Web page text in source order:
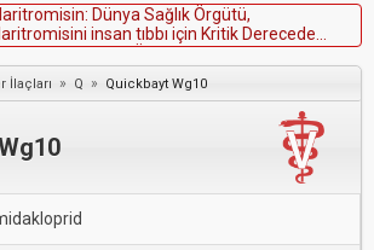
aritromisin: Dünya Sağ ıkÖrgütü,
aritromisini insan tıbbı için Kritik Derecede
nemli,EnYüksekÖncelikliantimikrobiyal
larakbelirlemiştir.
İlaçları » Q » Quickbayt Wg10